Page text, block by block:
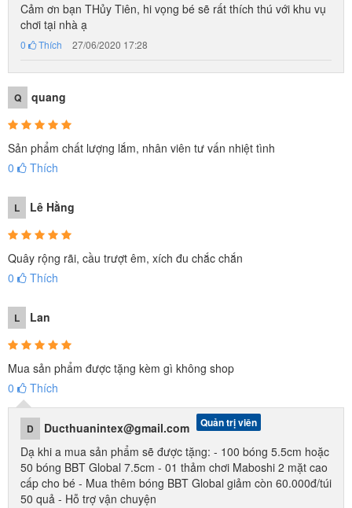
Thiết kế ghế ngồi thoải mái, an toàn cho bé, có để chân và
chắn an toàn cho bé
Cảm ơn bạn THủy Tiên, hi vọng bé sẽ rất thích thú với khu vụ
chơi tại nhà ạ
0 Thích 27/06/2020 17:28
Q quang
Sản phẩm chất lượng lắm, nhân viên tư vấn nhiệt tình
0
Thích
L Lê Hằng
Quây rộng rãi, cầu trượt êm, xích đu chắc chắn
0
Thích
L Lan
Mua sản phẩm được tặng kèm gì không shop
0
Thích
D Ducthuanintex@gmail.com Quản trị viên
Dạ khi a mua sản phẩm sẽ được tặng: - 100 bóng 5.5cm hoặc
50 bóng BBT Global 7.5cm - 01 thảm chơi Maboshi 2 mặt cao
cấp cho bé - Mua thêm bóng BBT Global giảm còn 60.000đ/túi
50 quả - Hỗ trợ vận chuyện